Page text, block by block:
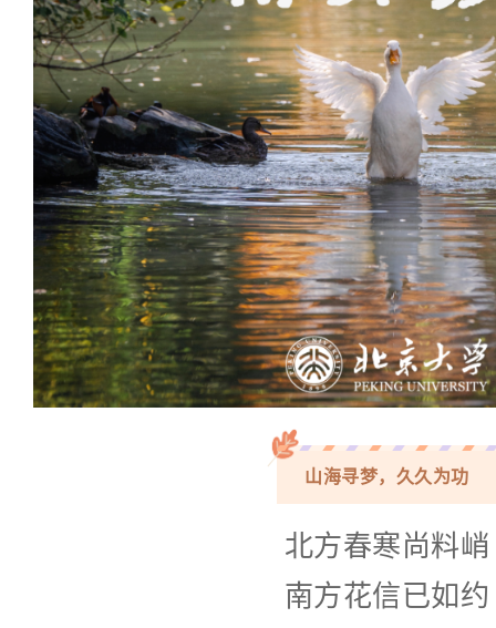
山海寻梦，久久为功
北方春寒尚料峭
南方花信已如约